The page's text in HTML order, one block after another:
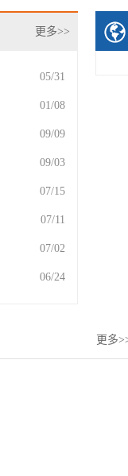
更多>>
05/31
01/08
09/09
09/03
07/15
07/11
07/02
06/24
更多